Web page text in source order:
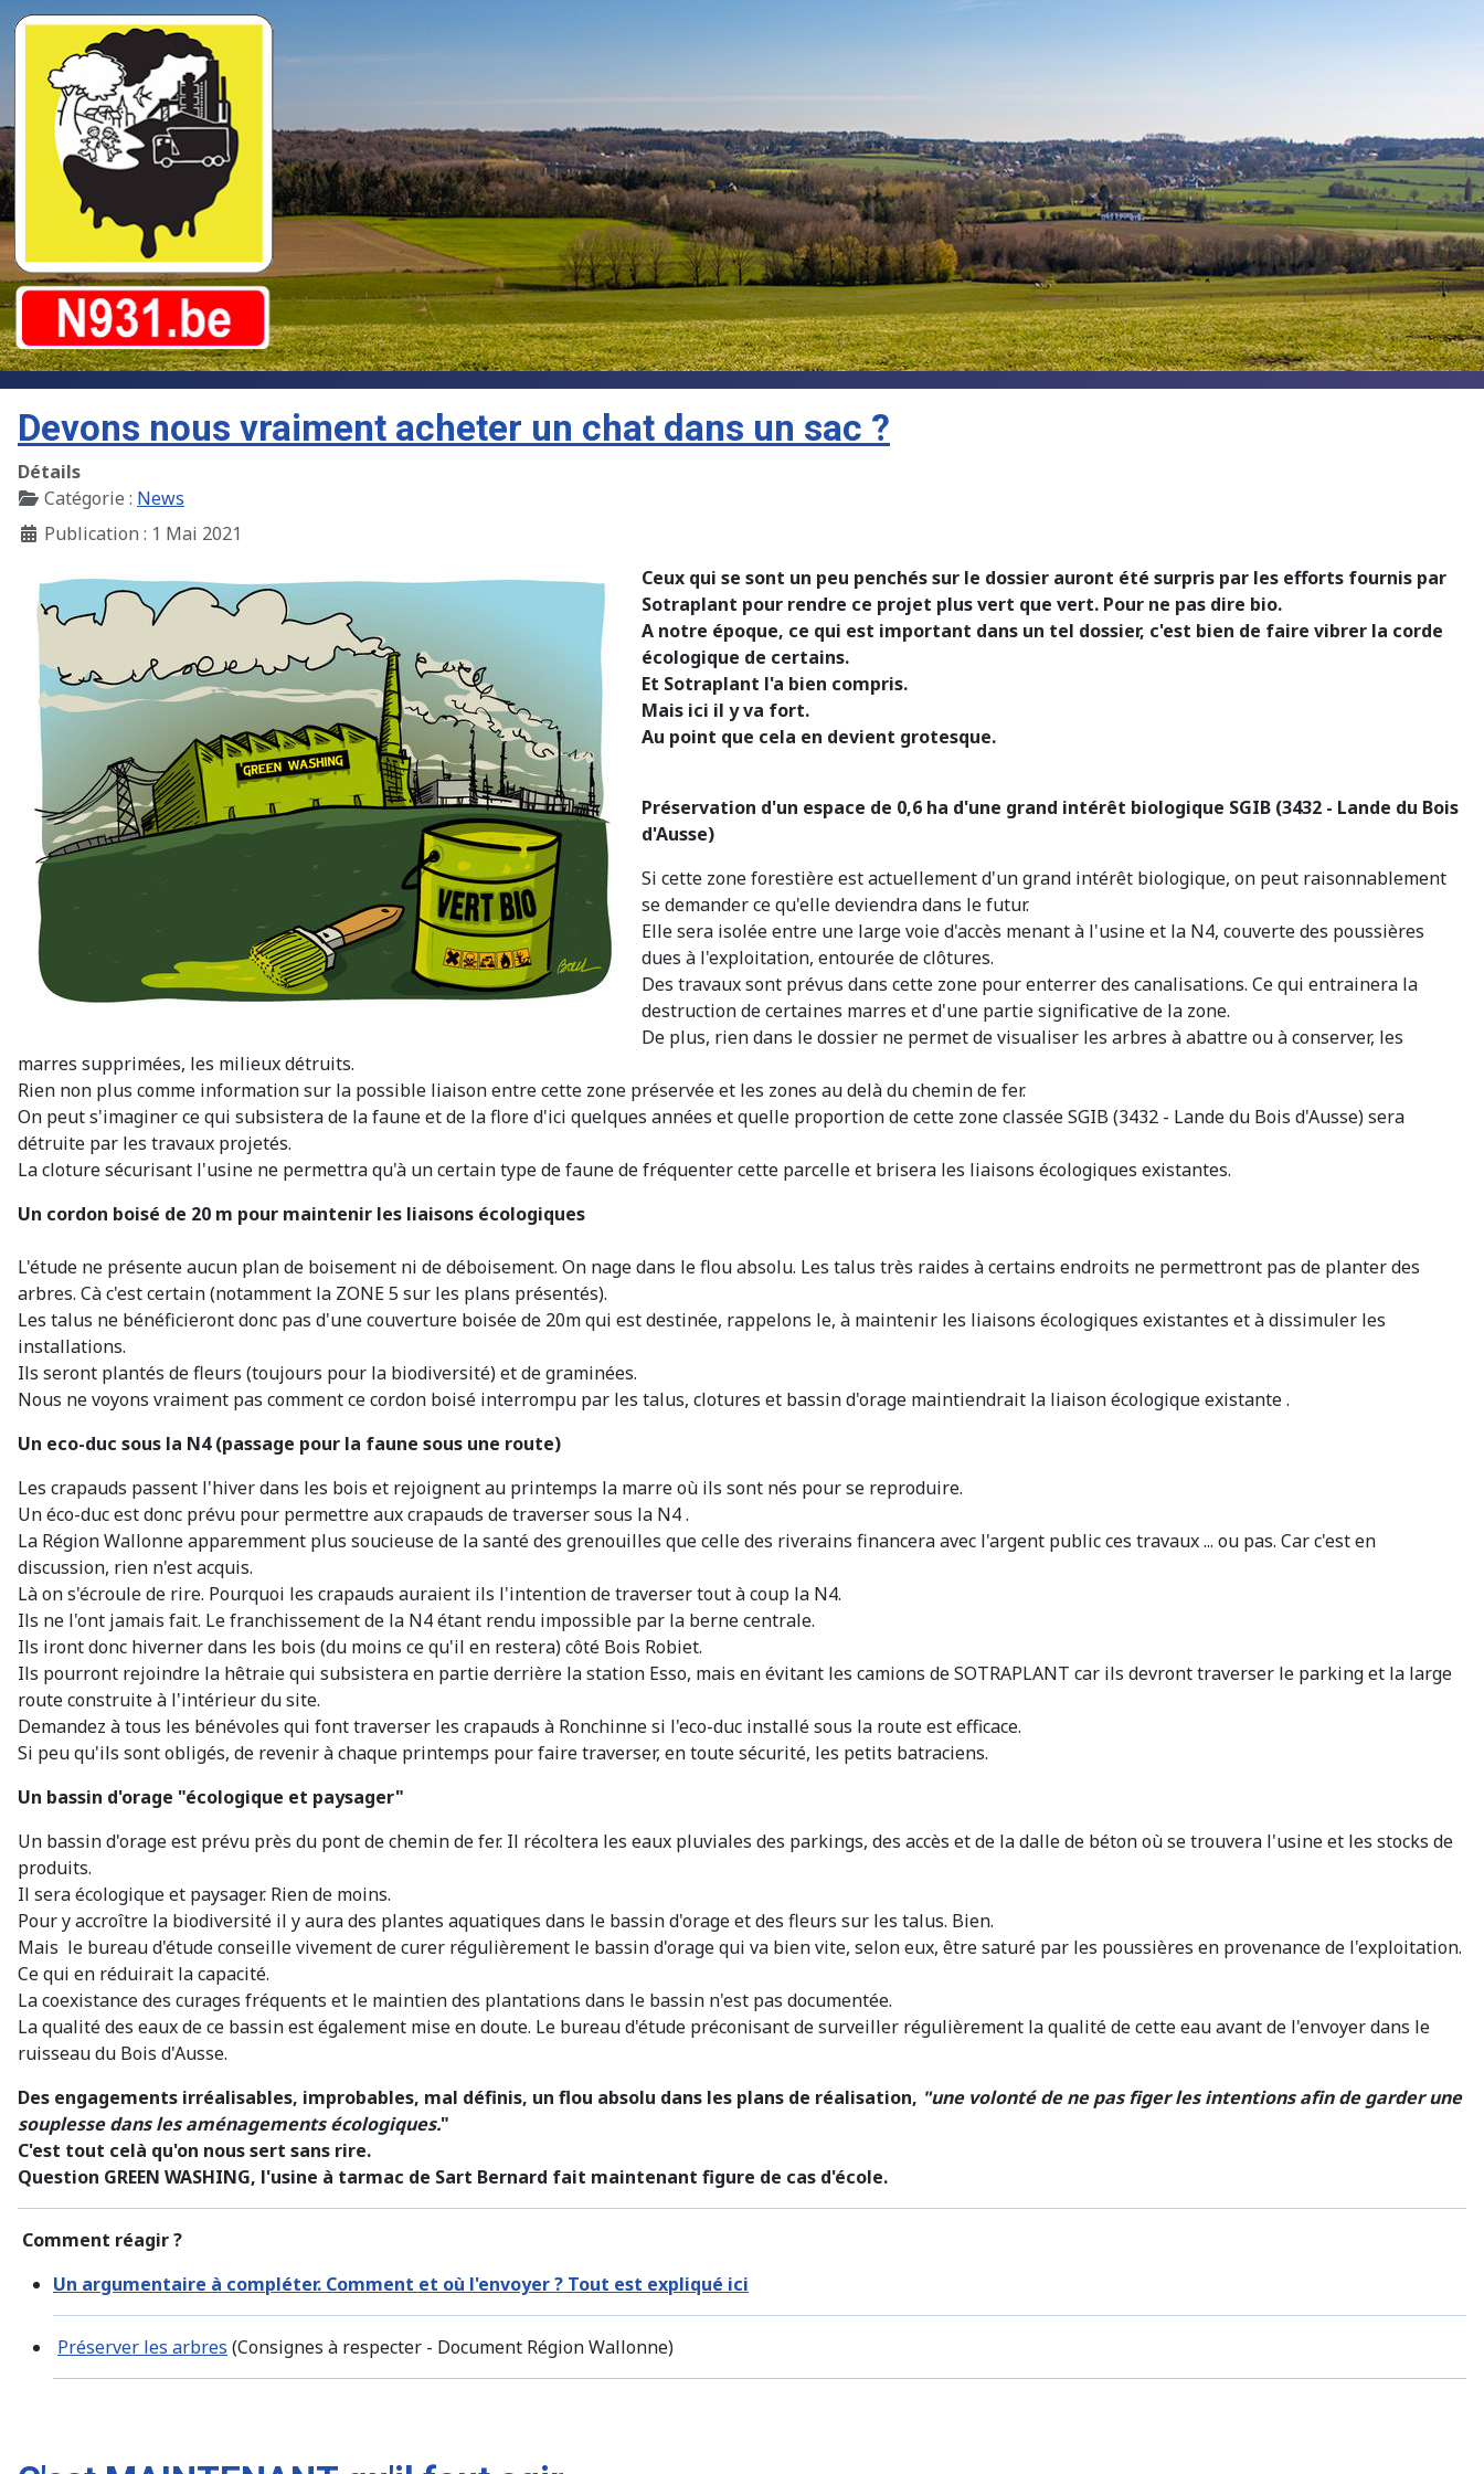
Devons nous vraiment acheter un chat dans un sac ?
Détails
Catégorie : News
Publication : 1 Mai 2021
Ceux qui se sont un peu penchés sur le dossier auront été surpris par les efforts fournis par
Sotraplant pour rendre ce projet plus vert que vert. Pour ne pas dire bio.
A notre époque, ce qui est important dans un tel dossier, c'est bien de faire vibrer la corde
écologique de certains.
Et Sotraplant l'a bien compris.
Mais ici il y va fort.
Au point que cela en devient grotesque.
Préservation d'un espace de 0,6 ha d'une grand intérêt biologique SGIB (3432 - Lande du Bois
d'Ausse)
Si cette zone forestière est actuellement d'un grand intérêt biologique, on peut raisonnablement
se demander ce qu'elle deviendra dans le futur.
Elle sera isolée entre une large voie d'accès menant à l'usine et la N4, couverte des poussières
dues à l'exploitation, entourée de clôtures.
Des travaux sont prévus dans cette zone pour enterrer des canalisations. Ce qui entrainera la
destruction de certaines marres et d'une partie significative de la zone.
De plus, rien dans le dossier ne permet de visualiser les arbres à abattre ou à conserver, les
marres supprimées, les milieux détruits.
Rien non plus comme information sur la possible liaison entre cette zone préservée et les zones au delà du chemin de fer.
On peut s'imaginer ce qui subsistera de la faune et de la flore d'ici quelques années et quelle proportion de cette zone classée SGIB (3432 - Lande du Bois d'Ausse) sera
détruite par les travaux projetés.
La cloture sécurisant l'usine ne permettra qu'à un certain type de faune de fréquenter cette parcelle et brisera les liaisons écologiques existantes.
Un cordon boisé de 20 m pour maintenir les liaisons écologiques
L'étude ne présente aucun plan de boisement ni de déboisement. On nage dans le flou absolu. Les talus très raides à certains endroits ne permettront pas de planter des
arbres. Cà c'est certain (notamment la ZONE 5 sur les plans présentés).
Les talus ne bénéficieront donc pas d'une couverture boisée de 20m qui est destinée, rappelons le, à maintenir les liaisons écologiques existantes et à dissimuler les
installations.
Ils seront plantés de fleurs (toujours pour la biodiversité) et de graminées.
Nous ne voyons vraiment pas comment ce cordon boisé interrompu par les talus, clotures et bassin d'orage maintiendrait la liaison écologique existante .
Un eco-duc sous la N4 (passage pour la faune sous une route)
Les crapauds passent l'hiver dans les bois et rejoignent au printemps la marre où ils sont nés pour se reproduire.
Un éco-duc est donc prévu pour permettre aux crapauds de traverser sous la N4 .
La Région Wallonne apparemment plus soucieuse de la santé des grenouilles que celle des riverains financera avec l'argent public ces travaux ... ou pas. Car c'est en
discussion, rien n'est acquis.
Là on s'écroule de rire. Pourquoi les crapauds auraient ils l'intention de traverser tout à coup la N4.
Ils ne l'ont jamais fait. Le franchissement de la N4 étant rendu impossible par la berne centrale.
Ils iront donc hiverner dans les bois (du moins ce qu'il en restera) côté Bois Robiet.
Ils pourront rejoindre la hêtraie qui subsistera en partie derrière la station Esso, mais en évitant les camions de SOTRAPLANT car ils devront traverser le parking et la large
route construite à l'intérieur du site.
Demandez à tous les bénévoles qui font traverser les crapauds à Ronchinne si l'eco-duc installé sous la route est efficace.
Si peu qu'ils sont obligés, de revenir à chaque printemps pour faire traverser, en toute sécurité, les petits batraciens.
Un bassin d'orage "écologique et paysager"
Un bassin d'orage est prévu près du pont de chemin de fer. Il récoltera les eaux pluviales des parkings, des accès et de la dalle de béton où se trouvera l'usine et les stocks de
produits.
Il sera écologique et paysager. Rien de moins.
Pour y accroître la biodiversité il y aura des plantes aquatiques dans le bassin d'orage et des fleurs sur les talus. Bien.
Mais le bureau d'étude conseille vivement de curer régulièrement le bassin d'orage qui va bien vite, selon eux, être saturé par les poussières en provenance de l'exploitation.
Ce qui en réduirait la capacité.
La coexistance des curages fréquents et le maintien des plantations dans le bassin n'est pas documentée.
La qualité des eaux de ce bassin est également mise en doute. Le bureau d'étude préconisant de surveiller régulièrement la qualité de cette eau avant de l'envoyer dans le
ruisseau du Bois d'Ausse.
Des engagements irréalisables, improbables, mal définis, un flou absolu dans les plans de réalisation, "une volonté de ne pas figer les intentions afin de garder une
souplesse dans les aménagements écologiques."
C'est tout celà qu'on nous sert sans rire.
Question GREEN WASHING, l'usine à tarmac de Sart Bernard fait maintenant figure de cas d'école.
Comment réagir ?
Un argumentaire à compléter. Comment et où l'envoyer ? Tout est expliqué ici
Préserver les arbres (Consignes à respecter - Document Région Wallonne)